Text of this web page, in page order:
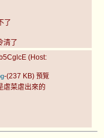
了
清了
(Host:
-(237 KB) 預覽
虐菜虐出來的